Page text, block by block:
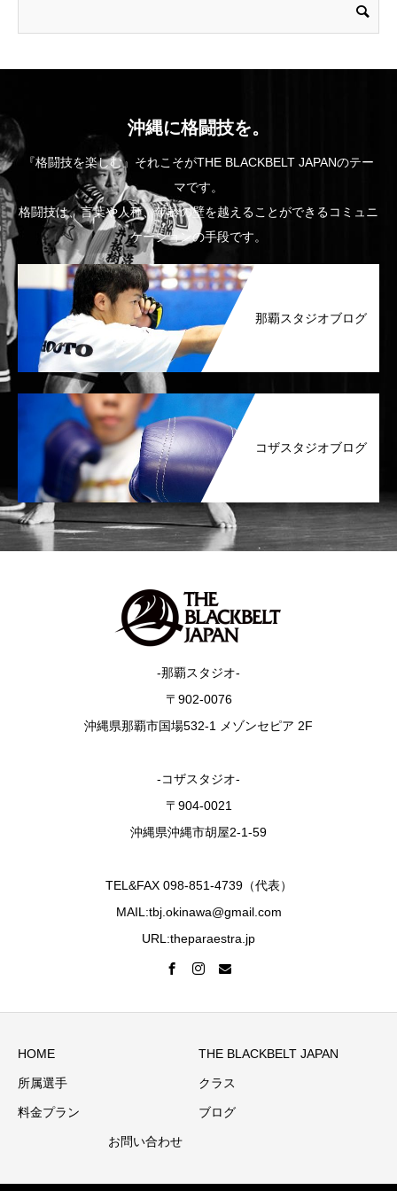
沖縄に格闘技を。
『格闘技を楽しむ』それこそがTHE BLACKBELT JAPANのテー
マです。
格闘技は、言葉や人種、年齢の壁を越えることができるコミュニ
ケーションの手段です。
那覇スタジオブログ
コザスタジオブログ
-那覇スタジオ-
〒902-0076
沖縄県那覇市国場532-1 メゾンセピア 2F
-コザスタジオ-
〒904-0021
沖縄県沖縄市胡屋2-1-59
TEL&FAX 098-851-4739（代表）
MAIL:tbj.okinawa@gmail.com
URL:theparaestra.jp
HOME THE BLACKBELT JAPAN
所属選手 クラス
料金プラン ブログ
お問い合わせ